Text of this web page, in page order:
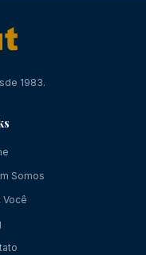
1983.
Somos
Você